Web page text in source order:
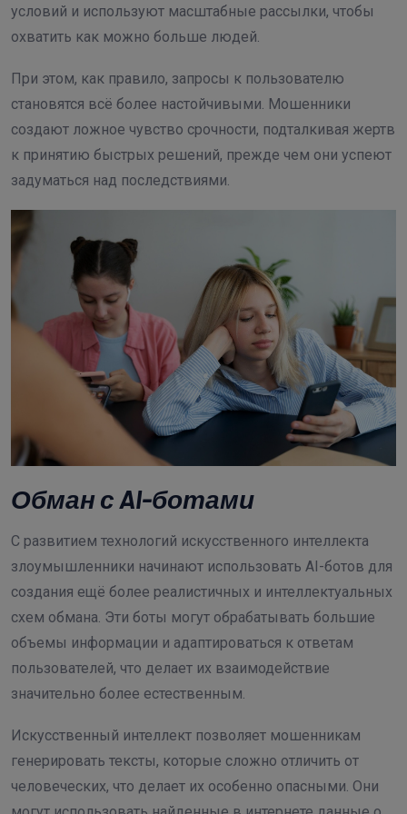
условий и используют масштабные рассылки, чтобы
охватить как можно больше людей.
При этом, как правило, запросы к пользователю
становятся всё более настойчивыми. Мошенники
создают ложное чувство срочности, подталкивая жертв
к принятию быстрых решений, прежде чем они успеют
задуматься над последствиями.
Обман с AI-ботами
С развитием технологий искусственного интеллекта
злоумышленники начинают использовать AI-ботов для
создания ещё более реалистичных и интеллектуальных
схем обмана. Эти боты могут обрабатывать большие
объемы информации и адаптироваться к ответам
пользователей, что делает их взаимодействие
значительно более естественным.
Искусственный интеллект позволяет мошенникам
генерировать тексты, которые сложно отличить от
человеческих, что делает их особенно опасными. Они